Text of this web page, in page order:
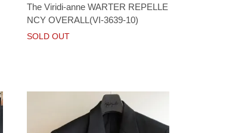
The Viridi-anne WARTER REPELLE
NCY OVERALL(VI-3639-10)
SOLD OUT